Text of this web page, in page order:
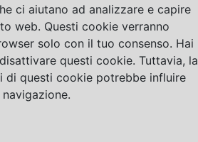
ci aiutano ad analizzare e capire
web. Questi cookie verranno
solo con il tuo consenso. Hai
questi cookie. Tuttavia, la
di questi cookie potrebbe influire